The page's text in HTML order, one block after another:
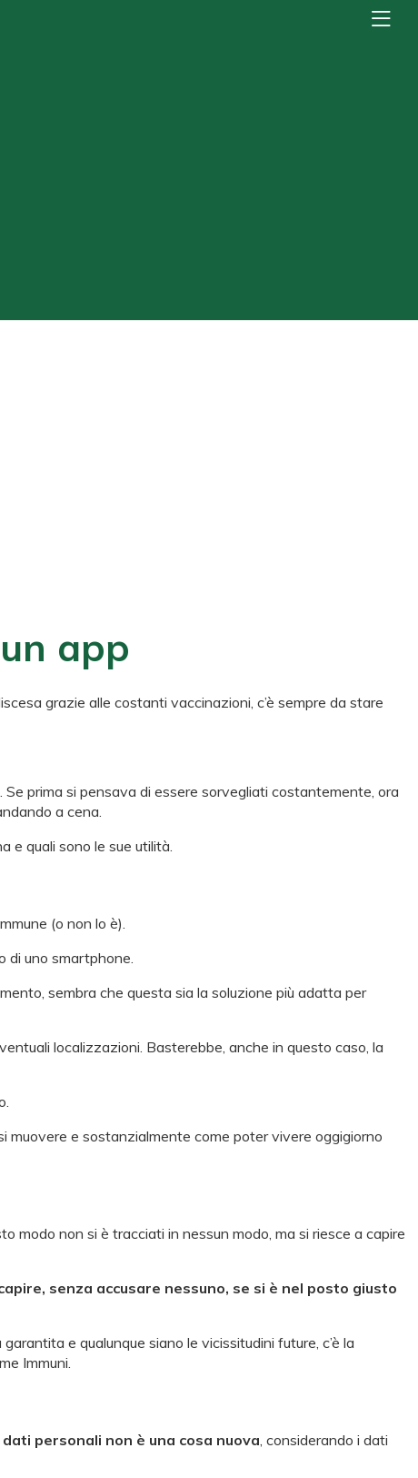
app
grazie alle costanti vaccinazioni, c’è sempre da stare
. Se prima si pensava di essere sorvegliati costantemente, ora
a cena.
e quali sono le sue utilità.
(o non lo è).
di uno smartphone.
sembra che questa sia la soluzione più adatta per
localizzazioni. Basterebbe, anche in questo caso, la
muovere e sostanzialmente come poter vivere oggigiorno
modo non si è tracciati in nessun modo, ma si riesce a capire
senza accusare nessuno, se si è nel posto giusto
e qualunque siano le vicissitudini future, c’è la
Immuni.
personali non è una cosa nuova , considerando i dati